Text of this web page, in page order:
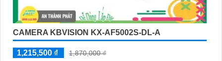
CAMERA KBVISION KX-AF5002S-DL-A
1,215,500 ₫
1,870,000 ₫